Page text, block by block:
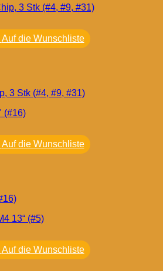
Auf die Wunschliste
3 Stk (#4, #9, #31)
Auf die Wunschliste
Auf die Wunschliste